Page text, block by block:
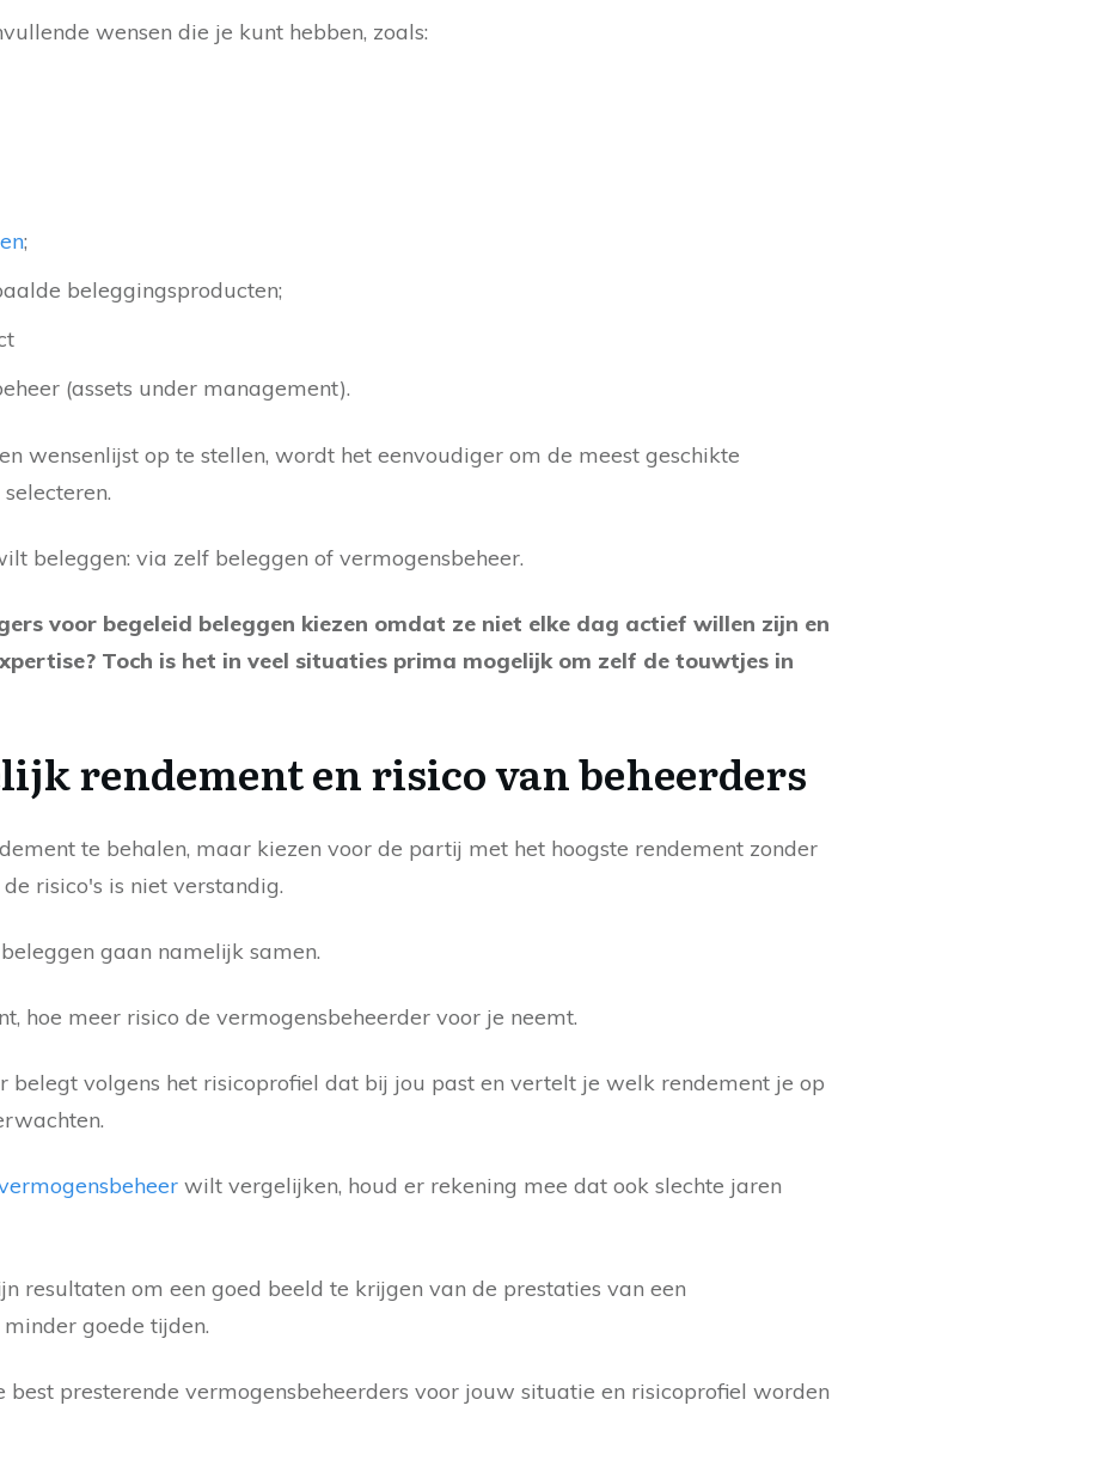
wensen die je kunt hebben, zoals:
;
beleggingsproducten;
(assets under management).
wensenlijst op te stellen, wordt het eenvoudiger om de meest geschikte
beleggen: via zelf beleggen of vermogensbeheer.
voor begeleid beleggen kiezen omdat ze niet elke dag actief willen zijn en
Toch is het in veel situaties prima mogelijk om zelf de touwtjes in
rendement en risico van beheerders
te behalen, maar kiezen voor de partij met het hoogste rendement zonder
risico's is niet verstandig.
gaan namelijk samen.
hoe meer risico de vermogensbeheerder voor je neemt.
belegt volgens het risicoprofiel dat bij jou past en vertelt je welk rendement je op
wilt vergelijken, houd er rekening mee dat ook slechte jaren
resultaten om een goed beeld te krijgen van de prestaties van een
goede tijden.
best presterende vermogensbeheerders voor jouw situatie en risicoprofiel worden